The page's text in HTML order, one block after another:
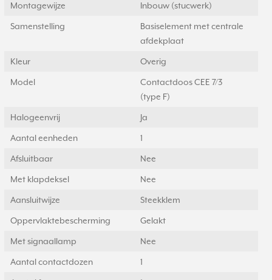
Montagewijze Inbouw (stucwerk)
Samenstelling
Basiselement met centrale
afdekplaat
Kleur Overig
Model
Contactdoos CEE 7/3
(type F)
Halogeenvrij Ja
Aantal eenheden 1
Afsluitbaar Nee
Met klapdeksel Nee
Aansluitwijze Steekklem
Oppervlaktebescherming Gelakt
Met signaallamp Nee
Aantal contactdozen 1